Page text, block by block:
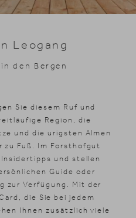
Leogang
den Bergen
Sie diesem Ruf und
Region, die
und die urigsten Almen
zu Fuß. Im Forsthofgut
und stellen
Guide oder
zur Verfügung. Mit der
die Sie bei jedem
Ihnen zusätzlich viele